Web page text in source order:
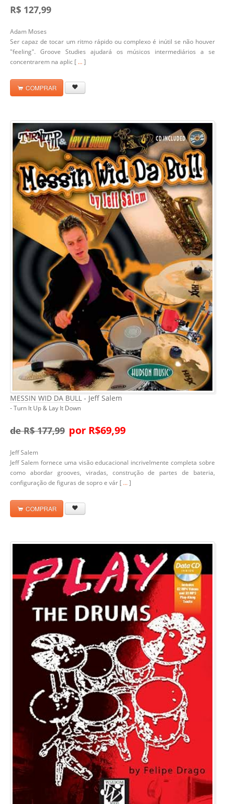
R$ 127,99
Adam Moses
Ser capaz de tocar um ritmo rápido ou complexo é inútil se não houver
"feeling". Groove Studies ajudará os músicos intermediários a se
concentrarem na aplic [ ...]
COMPRAR
MESSIN WID DA BULL - Jeff Salem
- Turn It Up & Lay It Down
de R$ 177,99 por R$69,99
Jeff Salem
Jeff Salem fornece uma visão educacional incrivelmente completa sobre
como abordar grooves, viradas, construção de partes de bateria,
configuração de figuras de sopro e vár [ ...]
COMPRAR